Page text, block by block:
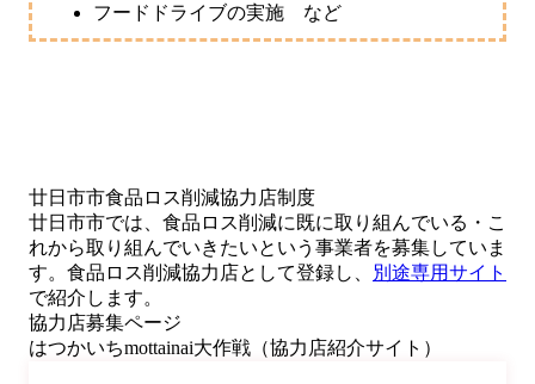
フードドライブの実施 など
廿日市市食品ロス削減協力店制度
廿日市市では、食品ロス削減に既に取り組んでいる・こ
れから取り組んでいきたいという事業者を募集していま
す。食品ロス削減協力店として登録し、
別途専用サイト
で紹介します。
協力店募集ページ
はつかいちmottainai大作戦（協力店紹介サイト）